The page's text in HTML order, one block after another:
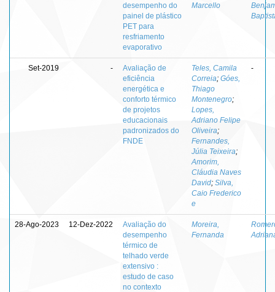
desempenho do
painel de plástico
PET para
resfriamento
evaporativo
Marcello
Set-2019 -
Avaliação de
eficiência
energética e
conforto térmico
de projetos
educacionais
padronizados do
FNDE
Teles, Camila
Correia; Góes,
Thiago
Montenegro;
Lopes,
Adriano Felipe
Oliveira;
Fernandes,
Júlia Teixeira;
Amorim,
Cláudia Naves
David; Silva,
Caio Frederico
e
-
28-Ago-2023 12-Dez-2022
Avaliação do
desempenho
térmico de
telhado verde
extensivo :
estudo de caso
no contexto
Moreira,
Fernanda